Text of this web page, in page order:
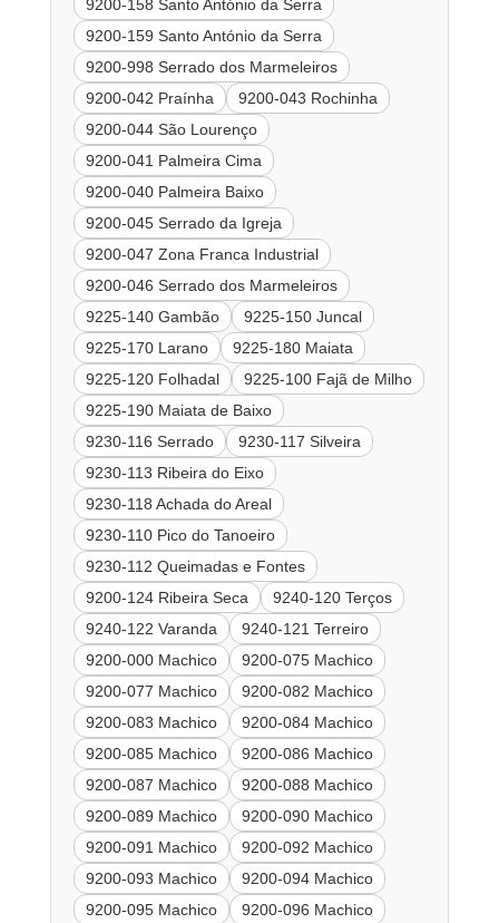
9200-158 Santo António da Serra
9200-159 Santo António da Serra
9200-998 Serrado dos Marmeleiros
9200-042 Praínha
9200-043 Rochinha
9200-044 São Lourenço
9200-041 Palmeira Cima
9200-040 Palmeira Baixo
9200-045 Serrado da Igreja
9200-047 Zona Franca Industrial
9200-046 Serrado dos Marmeleiros
9225-140 Gambão
9225-150 Juncal
9225-170 Larano
9225-180 Maiata
9225-120 Folhadal
9225-100 Fajã de Milho
9225-190 Maiata de Baixo
9230-116 Serrado
9230-117 Silveira
9230-113 Ribeira do Eixo
9230-118 Achada do Areal
9230-110 Pico do Tanoeiro
9230-112 Queimadas e Fontes
9200-124 Ribeira Seca
9240-120 Terços
9240-122 Varanda
9240-121 Terreiro
9200-000 Machico
9200-075 Machico
9200-077 Machico
9200-082 Machico
9200-083 Machico
9200-084 Machico
9200-085 Machico
9200-086 Machico
9200-087 Machico
9200-088 Machico
9200-089 Machico
9200-090 Machico
9200-091 Machico
9200-092 Machico
9200-093 Machico
9200-094 Machico
9200-095 Machico
9200-096 Machico